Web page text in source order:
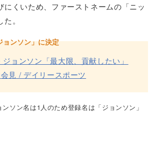
にくいため、ファーストネームの「ニッ
。
ンソン」に決定
ョンソン「最大限、貢献したい」
会見 / デイリースポーツ
ソン名は1人のため登録名は「ジョンソン」